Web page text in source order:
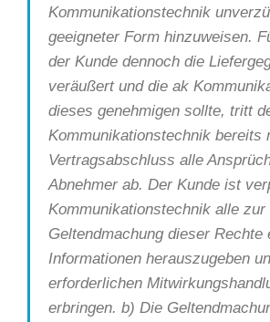
Kommunikationstechnik
geeigneter Form hinzuweisen.
der Kunde dennoch die
veräußert und die ak
dieses genehmigen sollte, tritt
Kommunikationstechnik bereits
Vertragsabschluss alle
Abnehmer ab. Der Kunde ist
Kommunikationstechnik alle zur
Geltendmachung dieser Rechte
Informationen herauszugeben
erforderlichen
erbringen. b) Die